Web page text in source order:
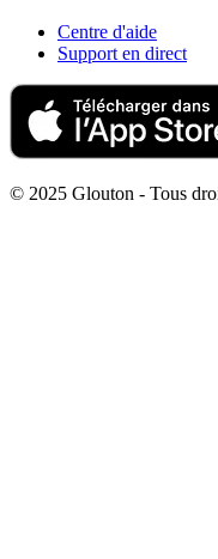
Centre d'aide
Support en direct
© 2025 Glouton - Tous